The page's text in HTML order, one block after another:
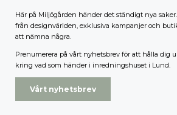
Här på Miljögården händer det ständigt nya
från designvärlden, exklusiva kampanjer och
att nämna några.
Prenumerera på vårt nyhetsbrev för att hålla dig
kring vad som händer i inredningshuset i Lund.
Vårt nyhetsbrev